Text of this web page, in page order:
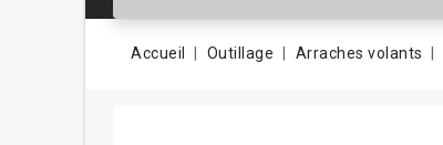
Accueil Outillage Arraches volants